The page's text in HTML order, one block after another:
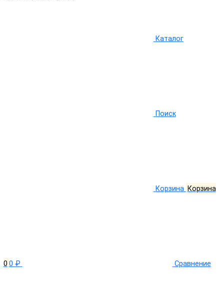
Каталог
Поиск
Корзина Корзина
0 0 ₽ Сравнение